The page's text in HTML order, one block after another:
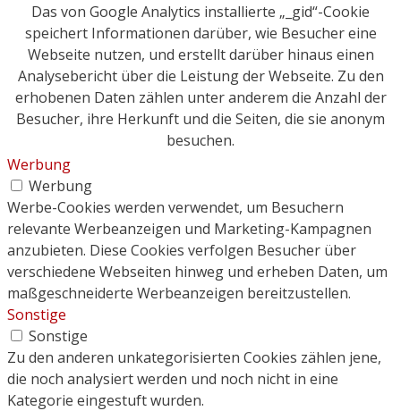
Das von Google Analytics installierte „_gid“-Cookie
speichert Informationen darüber, wie Besucher eine
Webseite nutzen, und erstellt darüber hinaus einen
Analysebericht über die Leistung der Webseite. Zu den
erhobenen Daten zählen unter anderem die Anzahl der
Besucher, ihre Herkunft und die Seiten, die sie anonym
besuchen.
Werbung
Werbung
Werbe-Cookies werden verwendet, um Besuchern
relevante Werbeanzeigen und Marketing-Kampagnen
anzubieten. Diese Cookies verfolgen Besucher über
verschiedene Webseiten hinweg und erheben Daten, um
maßgeschneiderte Werbeanzeigen bereitzustellen.
Sonstige
Sonstige
Zu den anderen unkategorisierten Cookies zählen jene,
die noch analysiert werden und noch nicht in eine
Kategorie eingestuft wurden.